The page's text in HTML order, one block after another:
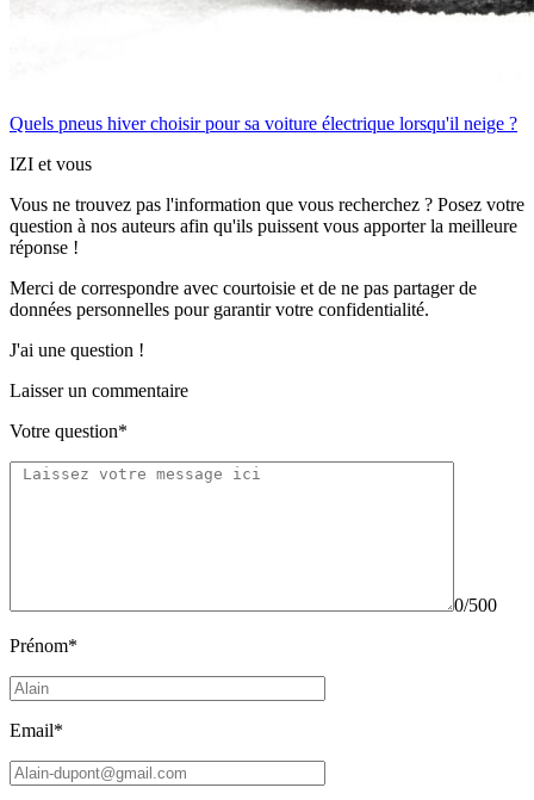
Quels pneus hiver choisir pour sa voiture électrique lorsqu'il neige ?
IZI et vous
Vous ne trouvez pas l'information que vous recherchez ? Posez votre
question à nos auteurs afin qu'ils puissent vous apporterla meilleure
réponse !
Merci de correspondre avec courtoisie et de ne pas partagerde
données personnelles pour garantir votre confidentialité.
J'ai une question !
Laisser un commentaire
Votre question*
0/500
Prénom*
Email*